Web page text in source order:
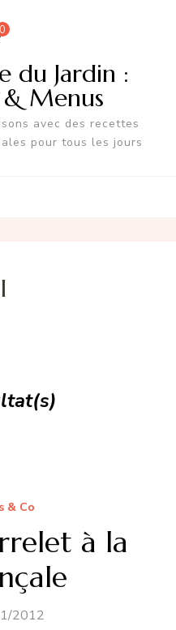
0
du Jardin :
Menus
avec des recettes
pour tous les jours
& Co
à la
2012